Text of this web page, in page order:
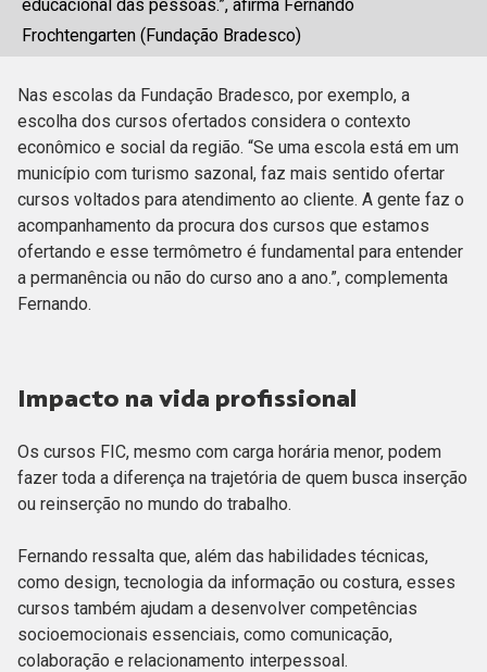
educacional das pessoas.”, afirma Fernando
Frochtengarten (Fundação Bradesco)
Nas escolas da Fundação Bradesco, por exemplo, a
escolha dos cursos ofertados considera o contexto
econômico e social da região. “Se uma escola está em um
município com turismo sazonal, faz mais sentido ofertar
cursos voltados para atendimento ao cliente. A gente faz o
acompanhamento da procura dos cursos que estamos
ofertando e esse termômetro é fundamental para entender
a permanência ou não do curso ano a ano.”, complementa
Fernando.
Impacto na vida profissional
Os cursos FIC, mesmo com carga horária menor, podem
fazer toda a diferença na trajetória de quem busca inserção
ou reinserção no mundo do trabalho.
Fernando ressalta que, além das habilidades técnicas,
como design, tecnologia da informação ou costura, esses
cursos também ajudam a desenvolver competências
socioemocionais essenciais, como comunicação,
colaboração e relacionamento interpessoal.